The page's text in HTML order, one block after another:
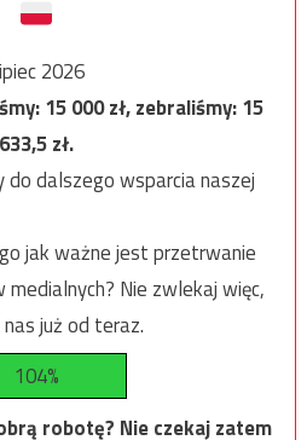
2026
15 000zł, zebraliśmy:15
633,5zł.
do dalszego wsparcia naszej
jak ważne jest przetrwanie
Nie zwlekaj więc,
już od teraz.
104%
robotę? Nie czekaj zatem